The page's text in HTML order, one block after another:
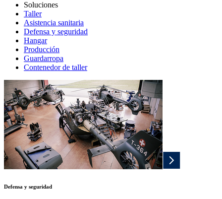
Soluciones
Taller
Asistencia sanitaria
Defensa y seguridad
Hangar
Producción
Guardarropa
Contenedor de taller
Defensa y seguridad